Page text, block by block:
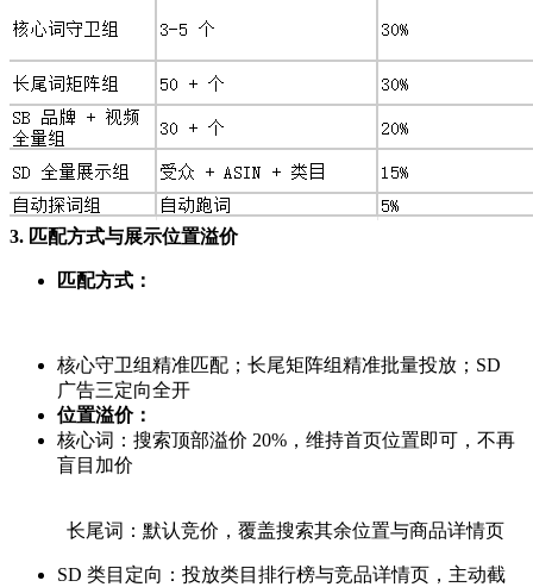
3. 匹配方式与展示位置溢价
匹配方式：
核心守卫组精准匹配；长尾矩阵组精准批量投放；SD
广告三定向全开
位置溢价：
核心词：搜索顶部溢价 20%，维持首页位置即可，不再
盲目加价
长尾词：默认竞价，覆盖搜索其余位置与商品详情页
SD 类目定向：投放类目排行榜与竞品详情页，主动截